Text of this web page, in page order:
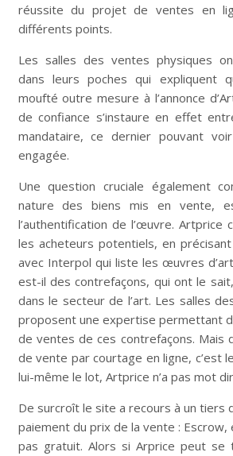
réussite du projet de ventes en
différents points.
Les salles des ventes physiques
dans leurs poches qui expliquent
moufté outre mesure à l’annonce
de confiance s’instaure en effet
mandataire, ce dernier pouvant
engagée.
Une question cruciale également
nature des biens mis en vente,
l’authentification de l’œuvre.
les acheteurs potentiels, en
avec Interpol qui liste les œuvres
est-il des contrefaçons, qui ont le
dans le secteur de l’art. Les salles
proposent une expertise permettant
de ventes de ces contrefaçons. Mais
de vente par courtage en ligne, c’est
lui-même le lot, Artprice n’a pas mot
De surcroît le site a recours à un tiers
paiement du prix de la vente : Escrow,
pas gratuit. Alors si Arprice peut se